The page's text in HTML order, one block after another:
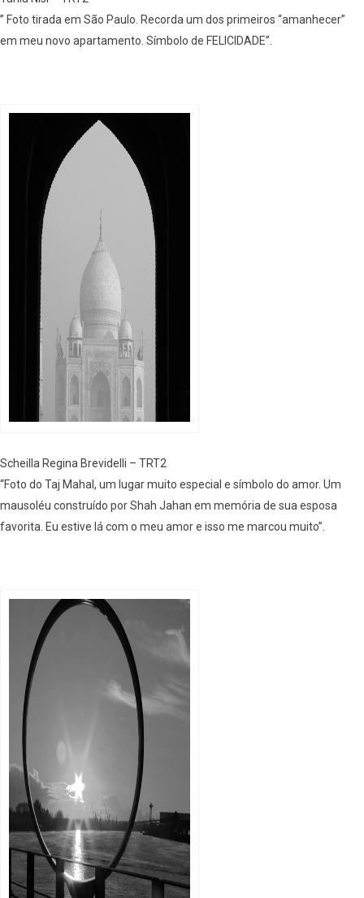
” Foto tirada em São Paulo. Recorda um dos primeiros “amanhecer”
em meu novo apartamento. Símbolo de FELICIDADE”.
Scheilla Regina Brevidelli – TRT2
“Foto do Taj Mahal, um lugar muito especial e símbolo do amor. Um
mausoléu construído por Shah Jahan em memória de sua esposa
favorita. Eu estive lá com o meu amor e isso me marcou muito”.